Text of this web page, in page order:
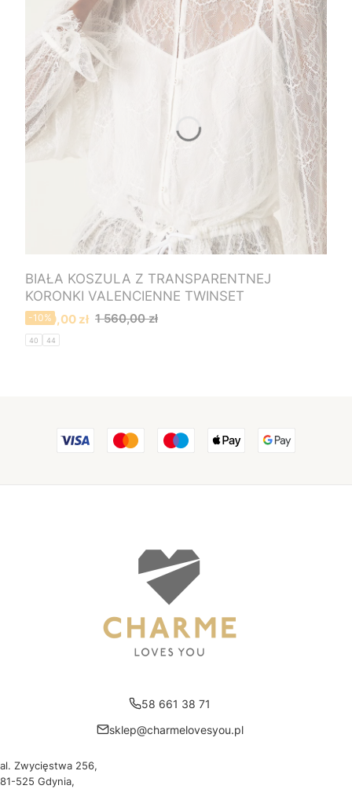
BIAŁA KOSZULA Z TRANSPARENTNEJ
KORONKI VALENCIENNE TWINSET
Cena promocyjna
1 400,00 zł 1 560,00 zł
-10%
40 44
58 661 38 71
sklep@charmelovesyou.pl
al. Zwycięstwa 256,
81-525 Gdynia,